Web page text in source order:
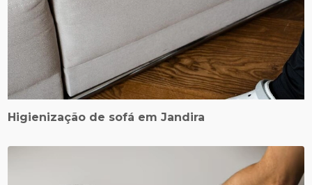
Higienização de sofá em Jandira